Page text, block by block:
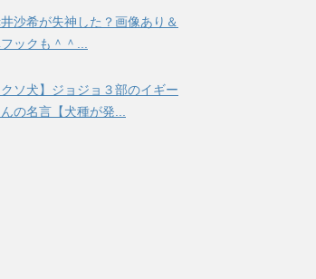
沙希が失神した？画像あり＆
ックも＾＾...
クソ犬】ジョジョ３部のイギー
の名言【犬種が発...